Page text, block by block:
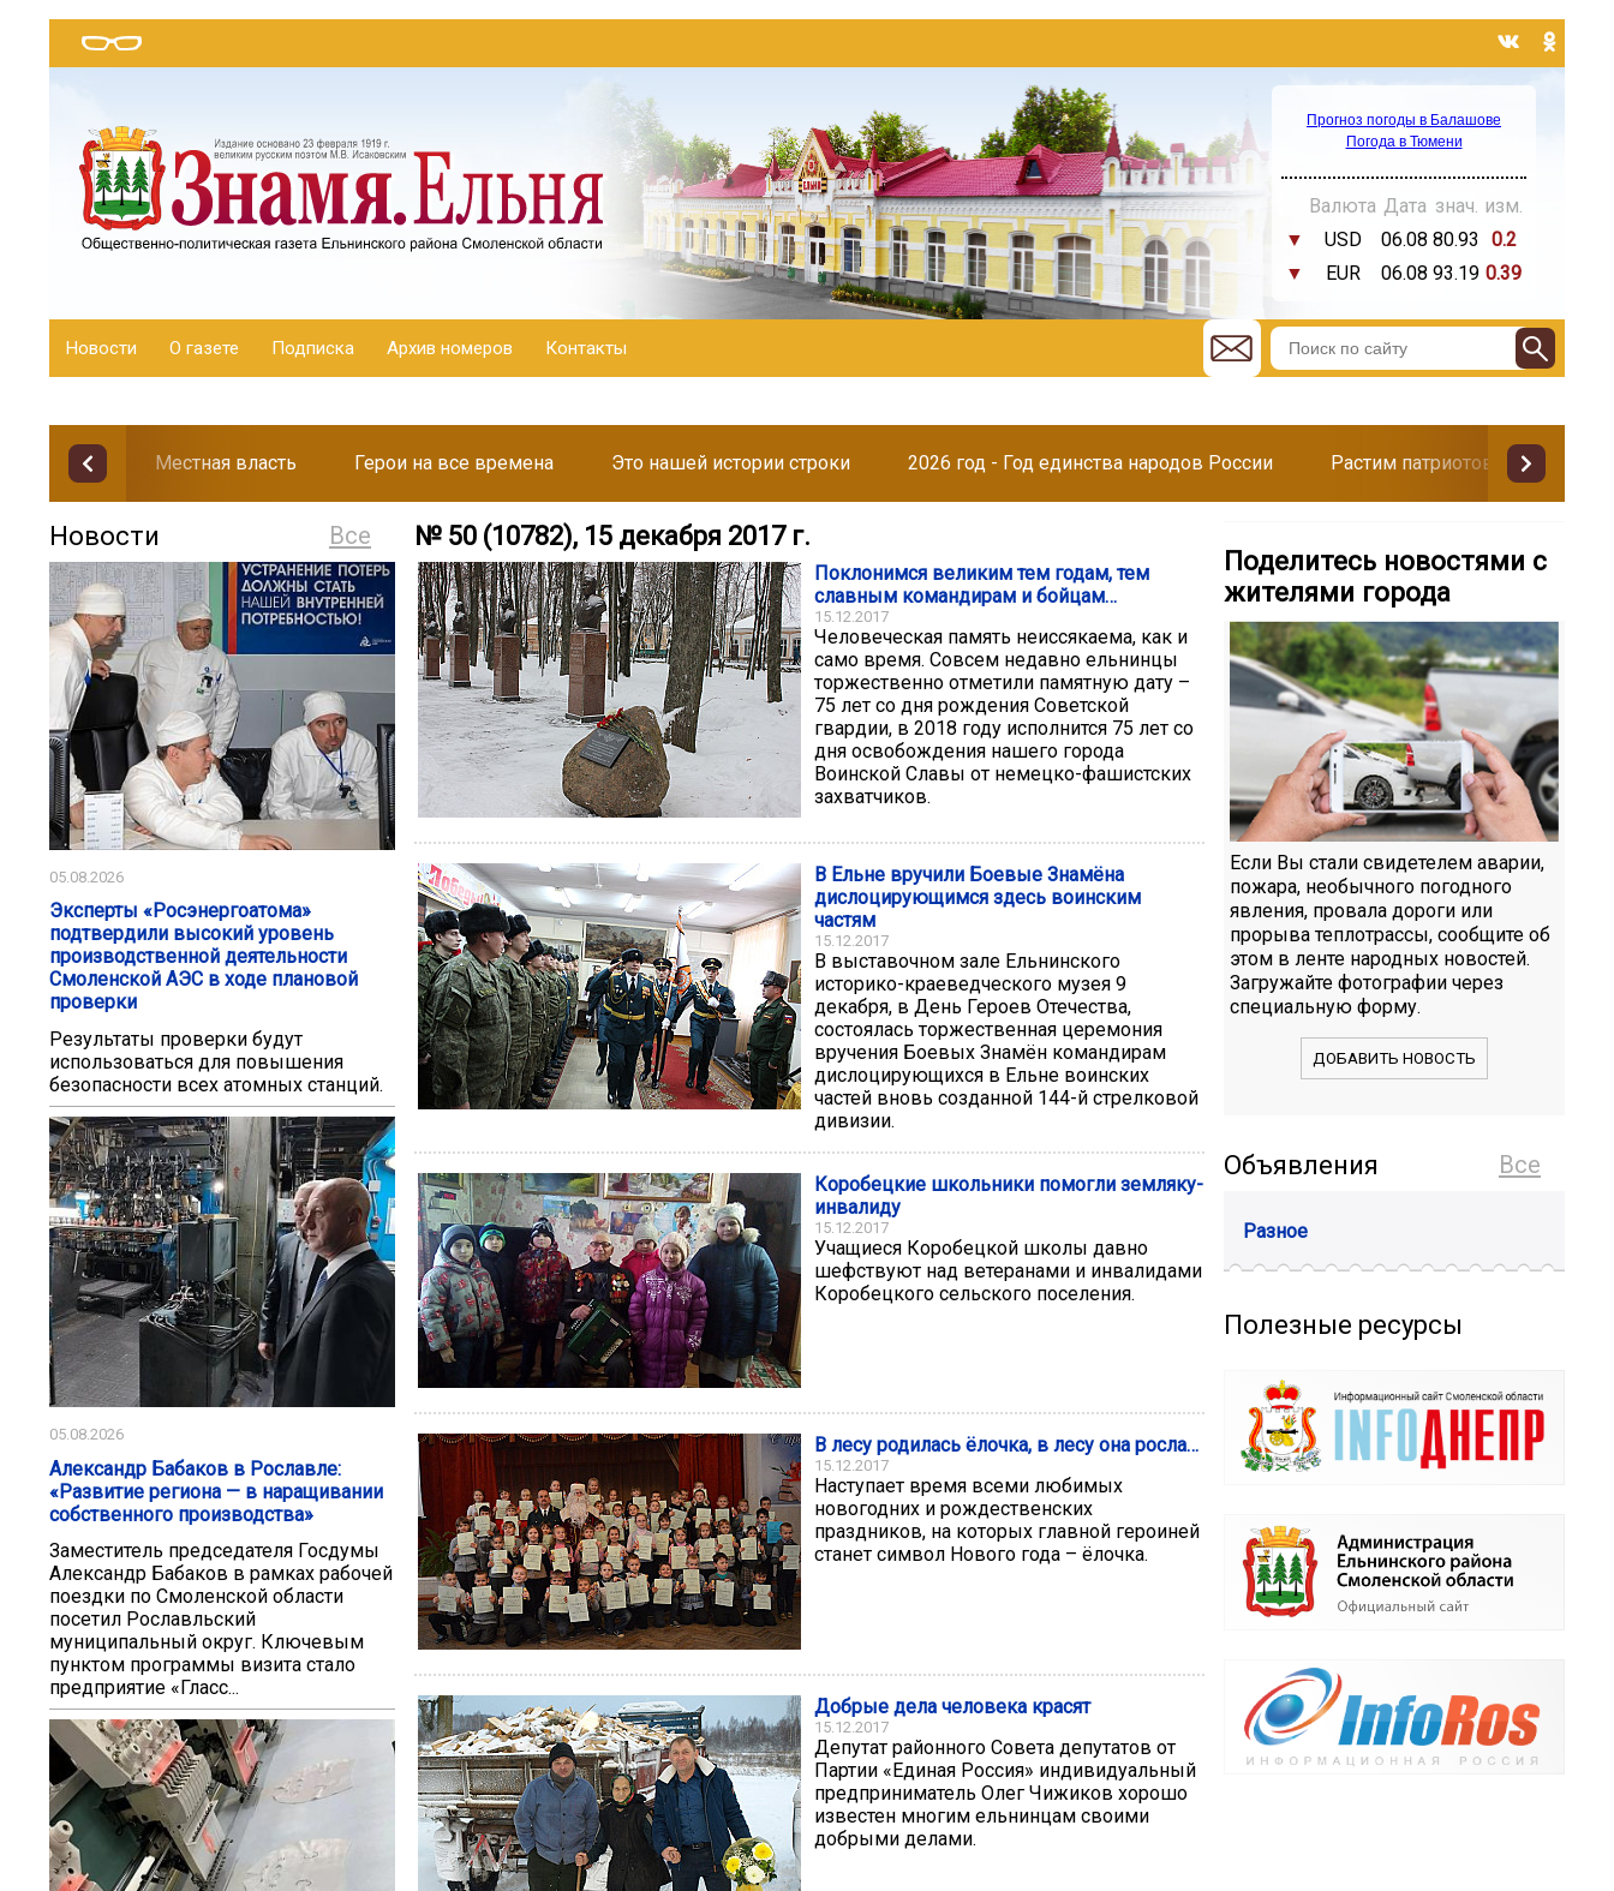
Прогноз погоды в Балашове
Погода в Тюмени
Валюта Дата знач. изм.
▼
USD 06.08 80.93
0.2
▼
EUR 06.08 93.19 0.39
Новости О газете Подписка Архив номеров Контакты
Местная власть Герои на все времена Это нашей истории строки 2026 год - Год единства народов России Растим патриотов
Все
Новости
05.08.2026
Эксперты «Росэнергоатома»
подтвердили высокий уровень
производственной деятельности
Смоленской АЭС в ходе плановой
проверки
Результаты проверки будут
использоваться для повышения
безопасности всех атомных станций.
05.08.2026
Александр Бабаков в Рославле:
«Развитие региона — в наращивании
собственного производства»
Заместитель председателя Госдумы
Александр Бабаков в рамках рабочей
поездки по Смоленской области
посетил Рославльский
муниципальный округ. Ключевым
пунктом программы визита стало
предприятие «Гласс...
№ 50 (10782), 15 декабря 2017 г.
Поклонимся великим тем годам, тем
славным командирам и бойцам…
15.12.2017
Человеческая память неиссякаема, как и
само время. Совсем недавно ельнинцы
торжественно отметили памятную дату –
75 лет со дня рождения Советской
гвардии, в 2018 году исполнится 75 лет со
дня освобождения нашего города
Воинской Славы от немецко-фашистских
захватчиков.
В Ельне вручили Боевые Знамёна
дислоцирующимся здесь воинским
частям
15.12.2017
В выставочном зале Ельнинского
историко-краеведческого музея 9
декабря, в День Героев Отечества,
состоялась торжественная церемония
вручения Боевых Знамён командирам
дислоцирующихся в Ельне воинских
частей вновь созданной 144-й стрелковой
дивизии.
Коробецкие школьники помогли земляку-
инвалиду
15.12.2017
Учащиеся Коробецкой школы давно
шефствуют над ветеранами и инвалидами
Коробецкого сельского поселения.
В лесу родилась ёлочка, в лесу она росла…
15.12.2017
Наступает время всеми любимых
новогодних и рождественских
праздников, на которых главной героиней
станет символ Нового года – ёлочка.
Добрые дела человека красят
15.12.2017
Депутат районного Совета депутатов от
Партии «Единая Россия» индивидуальный
предприниматель Олег Чижиков хорошо
известен многим ельнинцам своими
добрыми делами.
Поделитесь новостями с
жителями города
Если Вы стали свидетелем аварии,
пожара, необычного погодного
явления, провала дороги или
прорыва теплотрассы, сообщите об
этом в ленте народных новостей.
Загружайте фотографии через
специальную форму.
ДОБАВИТЬ НОВОСТЬ
Все
Объявления
Разное
Полезные ресурсы